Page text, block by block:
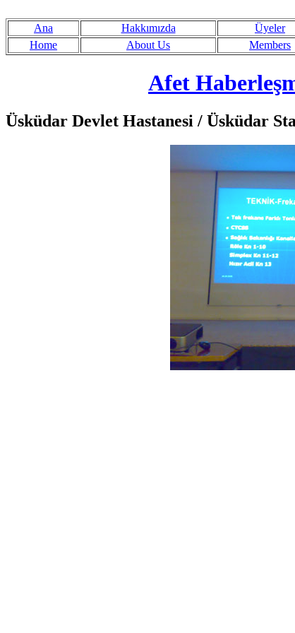
Ana Hakkımızda Üyeler
Home
About Us Members
Afet
Üsküdar Devlet Hastanesi / Üsküdar